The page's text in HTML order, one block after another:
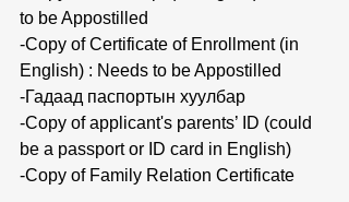
to be Appostilled
-Copy of Certificate of Enrollment (in
English) : Needs to be Appostilled
-Гадаад паспортын хуулбар
-Copy of applicant's parents’ ID (could
be a passport or ID card in English)
-Copy of Family Relation Certificate